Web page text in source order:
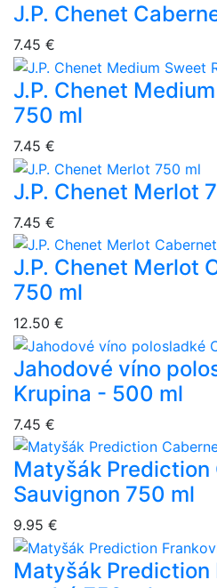
J.P. Chenet
7.45 €
J.P. Chenet
750 ml
7.45 €
J.P. Chenet Merlot
7.45 €
J.P. Chenet Merlot
750 ml
12.50 €
Jahodové víno
Krupina - 500 ml
7.45 €
Matyšák Prediction
Sauvignon 750 ml
9.95 €
Matyšák Prediction